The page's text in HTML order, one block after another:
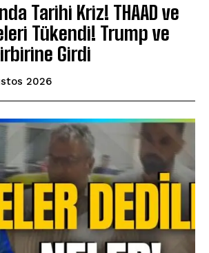
Tarihi Kriz! THAAD ve
Tükendi! Trump ve
Girdi
2026